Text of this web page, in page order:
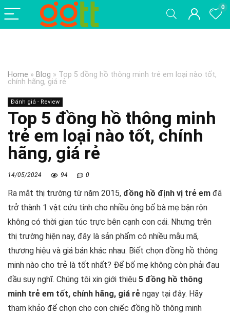
0
Home » Blog » Top 5 đồng hồ thông minh trẻ em loại nào tốt,
chính hãng, giá rẻ
Đánh giá - Review
Top 5 đồng hồ thông minh
trẻ em loại nào tốt, chính
hãng, giá rẻ
14/05/2024 94 0
Ra mắt thị trường từ năm 2015, đồng hồ định vị trẻ em đã
trở thành 1 vật cứu tinh cho nhiều ông bố bà mẹ bận rộn
không có thời gian túc trực bên cạnh con cái. Nhưng trên
thị trường hiện nay, đây là sản phẩm có nhiều mẫu mã,
thương hiệu và giá bán khác nhau. Biết chọn đồng hồ thông
minh nào cho trẻ là tốt nhất? Để bố mẹ không còn phải đau
đầu suy nghĩ. Chúng tôi xin giới thiệu 5 đồng hồ thông
minh trẻ em tốt, chính hãng, giá rẻ ngay tại đây. Hãy
tham khảo để chọn cho con chiếc đồng hồ thông minh